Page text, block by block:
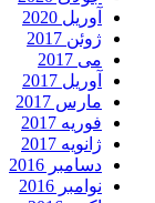
آوریل 2020
ژوئن 2017
می 2017
آوریل 2017
مارس 2017
فوریه 2017
ژانویه 2017
دسامبر 2016
نوامبر 2016